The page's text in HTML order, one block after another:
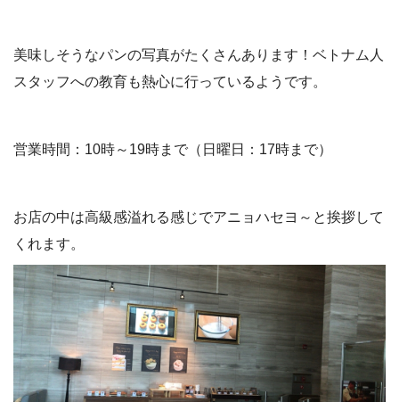
美味しそうなパンの写真がたくさんあります！ベトナム人
スタッフへの教育も熱心に行っているようです。
営業時間：10時～19時まで（日曜日：17時まで）
お店の中は高級感溢れる感じでアニョハセヨ～と挨拶して
くれます。